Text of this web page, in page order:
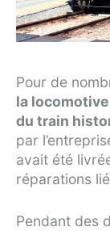
Pour de
la locomotive
du train
par
avait été
réparations
Pendant des